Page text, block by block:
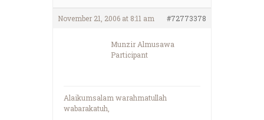
November 21, 2006 at 8:11 am #72773378
Munzir Almusawa
Participant
Alaikumsalam warahmatullah
wabarakatuh,